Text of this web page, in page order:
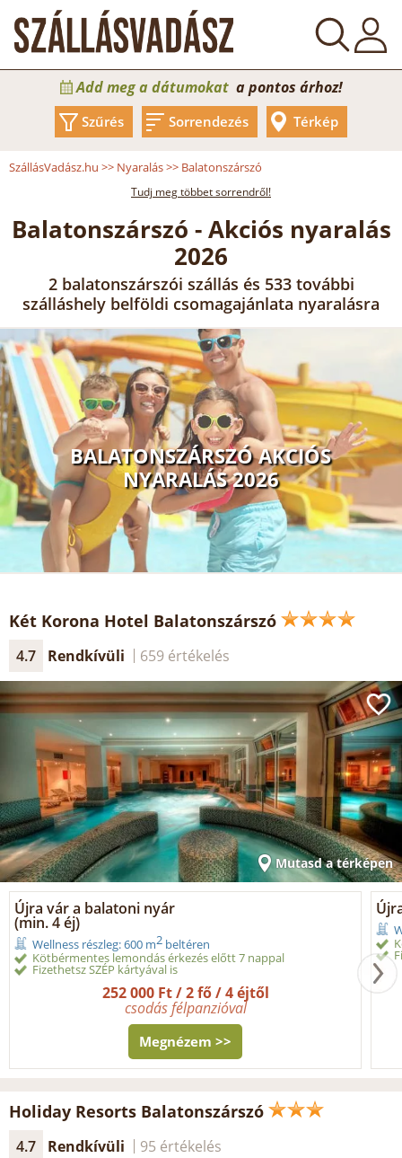
Add meg a dátumokat a pontos árhoz!
Szűrés Sorrendezés Térkép
SzállásVadász.hu >> Nyaralás>> Balatonszárszó
Tudj meg többet sorrendről!
Balatonszárszó - Akciós nyaralás
2026
2 balatonszárszói szállás és 533 további
szálláshely belföldi csomagajánlata nyaralásra
BALATONSZÁRSZÓ AKCIÓS
NYARALÁS 2026
Két Korona Hotel Balatonszárszó
4.7 Rendkívüli 659 értékelés
Mutasd a térképen
Újra vár a balatoni nyár
(min. 4 éj)
Wellness részleg: 600 m2 beltéren
Kötbérmentes lemondás érkezés előtt 7 nappal
Fizethetsz SZÉP kártyával is
252 000 Ft / 2 fő / 4 éjtől
csodás félpanzióval
Megnézem >>
Holiday Resorts Balatonszárszó
4.7 Rendkívüli 95 értékelés